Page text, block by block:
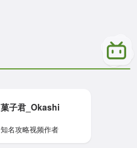
菓子君_Okashi
知名攻略视频作者